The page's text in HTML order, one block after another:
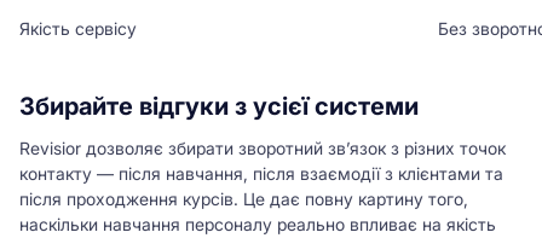
Якість сервісу Без
Збирайте відгуки з усієї системи
Revisior дозволяє збирати зворотний зв’язок з різних точок
контакту — після навчання, після взаємодії з клієнтами та
після проходження курсів. Це дає повну картину того,
наскільки навчання персоналу реально впливає на якість